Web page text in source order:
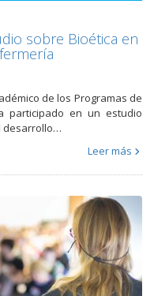
sobre Bioética en
de los Programas de
participado en un estudio
desarrollo…
Leer más